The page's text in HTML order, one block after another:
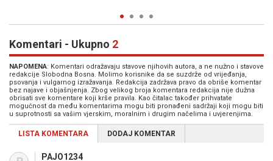
Komentari - Ukupno 2
NAPOMENA: Komentari odražavaju stavove njihovih autora, a ne nužno i stavove
redakcije Slobodna Bosna. Molimo korisnike da se suzdrže od vrijeđanja,
psovanja i vulgarnog izražavanja. Redakcija zadržava pravo da obriše komentar
bez najave i objašnjenja. Zbog velikog broja komentara redakcija nije dužna
obrisati sve komentare koji krše pravila. Kao čitalac također prihvatate
mogućnost da među komentarima mogu biti pronađeni sadržaji koji mogu biti
u suprotnosti sa vašim vjerskim, moralnim i drugim načelima i uvjerenjima.
LISTA KOMENTARA DODAJ KOMENTAR
PAJO1234